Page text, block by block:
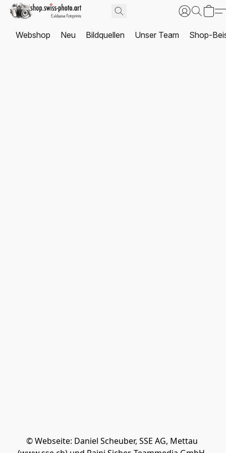
Webshop Neu Bildquellen Unser Team Shop-
© Webseite: Daniel Scheuber, SSE AG, Mettau